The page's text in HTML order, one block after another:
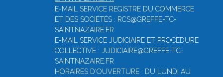
E-MAIL SERVICE REGISTRE DU COMMERCE
ET DES SOCIÉTÉS : RCS@GREFFE-TC-
SAINTNAZAIRE.FR
E-MAIL SERVICE JUDICIAIRE ET PROCÉDURE
COLLECTIVE : JUDICIAIRE@GREFFE-TC-
SAINTNAZAIRE.FR
HORAIRES D'OUVERTURE : DU LUNDI AU